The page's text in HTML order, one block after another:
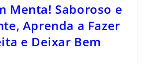
Menta! Saboroso e
Aprenda a Fazer
e Deixar Bem